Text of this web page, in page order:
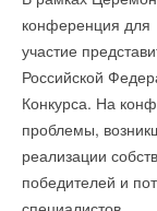
конференция для
участие
Российской
Конкурса. На
проблемы,
реализации
победителей и